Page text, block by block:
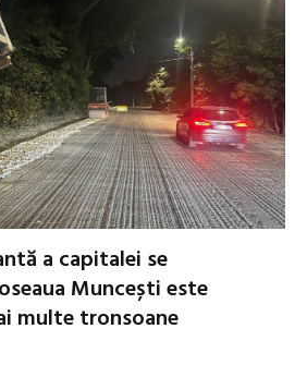
a capitalei se
Muncești este
multe tronsoane